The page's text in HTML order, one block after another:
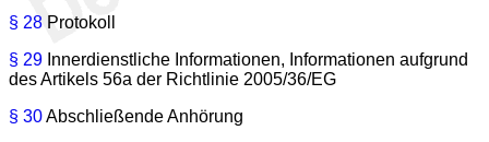
§ 28 Protokoll
§ 29 Innerdienstliche Informationen, Informationen aufgrund
des Artikels 56a der Richtlinie 2005/36/EG
§ 30Abschließende Anhörung